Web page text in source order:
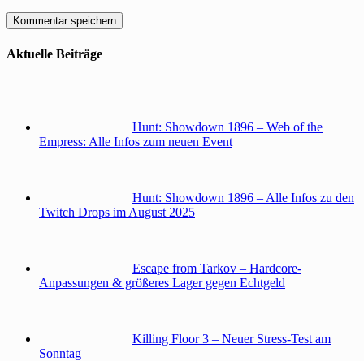
Aktuelle Beiträge
Hunt: Showdown 1896 – Web of the
Empress: Alle Infos zum neuen Event
Hunt: Showdown 1896 – Alle Infos zu den
Twitch Drops im August 2025
Escape from Tarkov – Hardcore-
Anpassungen & größeres Lager gegen Echtgeld
Killing Floor 3 – Neuer Stress-Test am
Sonntag